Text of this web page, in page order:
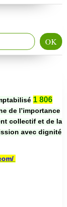
1 806
de l’importance
collectif et de la
avec dignité